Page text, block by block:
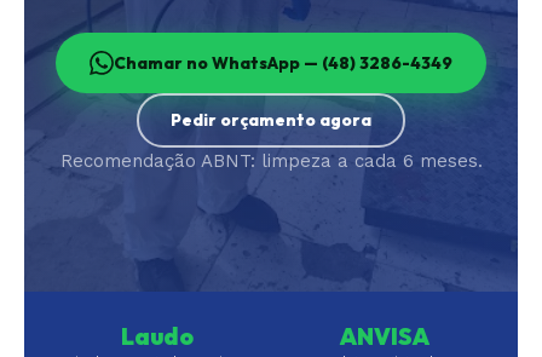
Chamar no WhatsApp — (48) 3286-4349
Pedir orçamento agora
Recomendação ABNT: limpeza a cada 6 meses.
Laudo ANVISA